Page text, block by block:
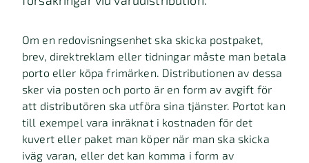
Om en redovisningsenhet ska skicka postpaket,
brev, direktreklam eller tidningar måste man betala
porto eller köpa frimärken. Distributionen av dessa
sker via posten och porto är en form av avgift för
att distributören ska utföra sina tjänster. Portot kan
till exempel vara inräknat i kostnaden för det
kuvert eller paket man köper när man ska skicka
iväg varan, eller det kan komma i form av